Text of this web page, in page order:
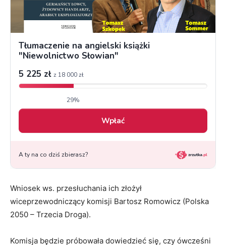
Wniosek ws. przesłuchania ich złożył
wiceprzewodniczący komisji Bartosz Romowicz (Polska
2050 – Trzecia Droga).
Komisja będzie próbowała dowiedzieć się, czy ówcześni